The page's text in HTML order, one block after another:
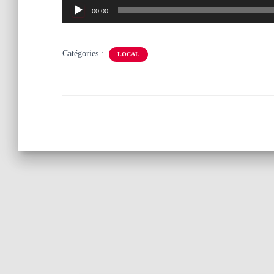
Lecteur
audio
00:00
Catégories : LOCAL